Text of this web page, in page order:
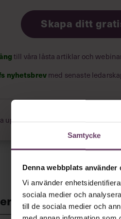
Samtycke
Denna webbplats använder
Vi använder
sociala medier och
till de sociala medier och
Skapa ditt
till våra låsta artiklar och
nyhetsbrevmed senaste
uppgifter delas aldrig med tredje